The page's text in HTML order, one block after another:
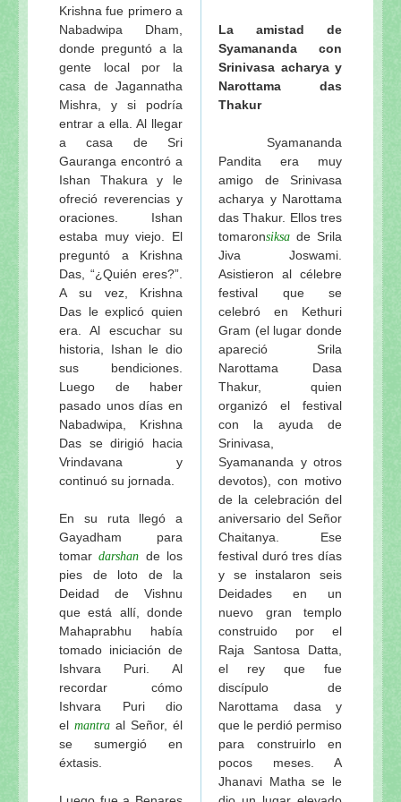
Krishna fue primero a
Nabadwipa Dham,
donde preguntó a la
gente local por la
casa de Jagannatha
Mishra, y si podría
entrar a ella. Al llegar
a casa de Sri
Gauranga encontró a
Ishan Thakura y le
ofreció reverencias y
oraciones. Ishan
estaba muy viejo. El
preguntó a Krishna
Das, “¿Quién eres?”.
A su vez, Krishna
Das le explicó quien
era. Al escuchar su
historia, Ishan le dio
sus bendiciones.
Luego de haber
pasado unos días en
Nabadwipa, Krishna
Das se dirigió hacia
Vrindavana y
continuó su jornada.
En su ruta llegó a
Gayadham para
tomar darshan de los
pies de loto de la
Deidad de Vishnu
que está allí, donde
Mahaprabhu había
tomado iniciación de
Ishvara Puri. Al
recordar cómo
Ishvara Puri dio
el mantra al Señor, él
se sumergió en
éxtasis.
La amistad de
Syamananda con
Srinivasa acharya y
Narottama das
Thakur
Syamananda
Pandita era muy
amigo de Srinivasa
acharya y Narottama
das Thakur. Ellos tres
tomaronsiksa de Srila
Jiva Joswami.
Asistieron al célebre
festival que se
celebró en Kethuri
Gram (el lugar donde
apareció Srila
Narottama Dasa
Thakur, quien
organizó el festival
con la ayuda de
Srinivasa,
Syamananda y otros
devotos), con motivo
de la celebración del
aniversario del Señor
Chaitanya. Ese
festival duró tres días
y se instalaron seis
Deidades en un
nuevo gran templo
construido por el
Raja Santosa Datta,
el rey que fue
discípulo de
Narottama dasa y
que le perdió permiso
para construirlo en
pocos meses. A
Jhanavi Matha se le